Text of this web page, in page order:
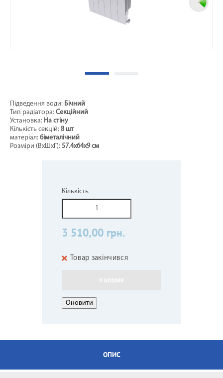
Підведення води: Бічний
Тип радіатора: Секційний
Установка: На стіну
Кількість секцій: 8 шт
матеріал: біметалічний
Розміри (ВxШхГ): 57.4х64х9 см
Кількість
3 510,00 грн.
Товар закінчився
У КОШИК
ОПИС